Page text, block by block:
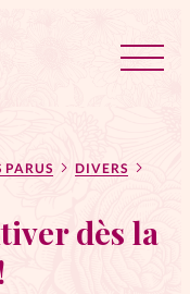
Actus
PARUS
DIVERS
dès la